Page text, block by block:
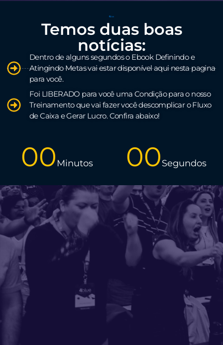
Temos duas boas
notícias:
Dentro de alguns segundos o Ebook Definindo e
Atingindo Metas vai estar disponível aqui nesta pagina
para você.
Foi LIBERADO para você uma Condição para o nosso
Treinamento que vai fazer você descomplicar o Fluxo
de Caixa e Gerar Lucro. Confira abaixo!
00 Minutos 00Segundos